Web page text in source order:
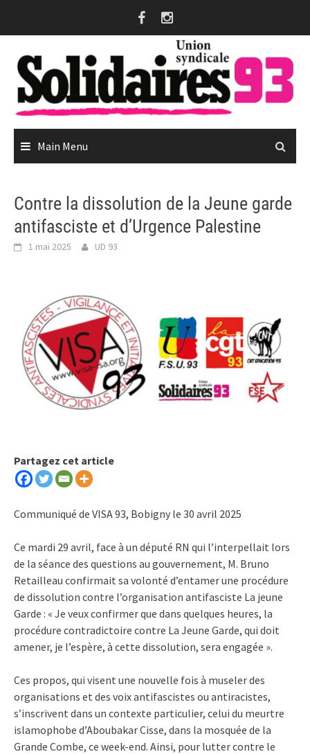
Main Menu
Contre la dissolution de la Jeune garde
antifasciste et d’Urgence Palestine
1 mai 2025 UD 93
Partagez cet article
Communiqué de VISA 93, Bobigny le 30 avril 2025
Ce mardi 29 avril, face à un député RN qui l’interpellait lors
de la séance des questions au gouvernement, M. Bruno
Retailleau confirmait sa volonté d’entamer une procédure
de dissolution contre l’organisation antifasciste La jeune
Garde : « Je veux confirmer que dans quelques heures, la
procédure contradictoire contre La Jeune Garde, qui doit
amener, je l’espère, à cette dissolution, sera engagée ».
Ces propos, qui visent une nouvelle fois à museler des
organisations et des voix antifascistes ou antiracistes,
s’inscrivent dans un contexte particulier, celui du meurtre
islamophobe d’Aboubakar Cisse, dans la mosquée de la
Grande Combe, ce week-end. Ainsi, pour lutter contre le